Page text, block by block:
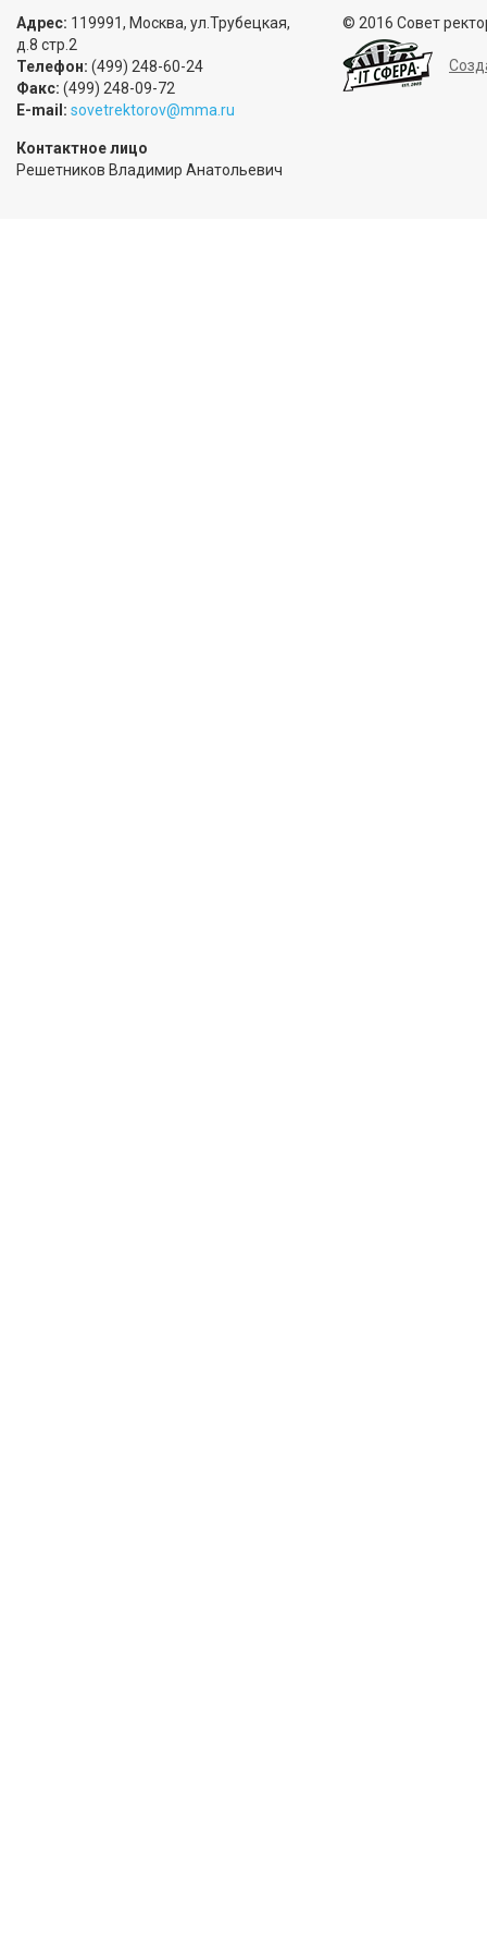
Адрес: 119991, Москва, ул.Трубецкая,
д.8 стр.2
Телефон: (499) 248-60-24
Факс: (499) 248-09-72
E-mail: sovetrektorov@mma.ru
Контактное лицо
Решетников Владимир Анатольевич
© 2016 Совет